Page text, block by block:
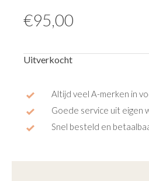
€95,00
Uitverkocht
Altijd veel A-merken in
Goede service uit eigen
Snel besteld en